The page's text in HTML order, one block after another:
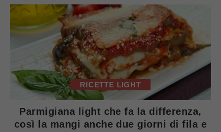
RICETTE LIGHT
Parmigiana light che fa la differenza,
così la mangi anche due giorni di fila e